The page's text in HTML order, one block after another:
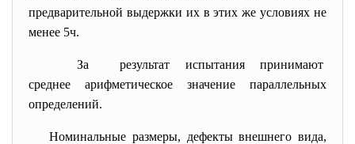
предварительной выдержки их в этих же условиях не
менее 5ч.
За результат испытания принимают
среднее арифметическое значение параллельных
определений.
Номинальные размеры, дефекты внешнего вида,